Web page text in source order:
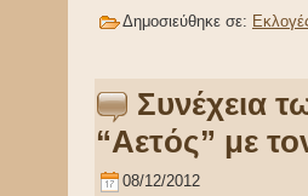
Δημοσιεύθηκε σε:
Συνέχεια
“Αετός” με
08/12/2012